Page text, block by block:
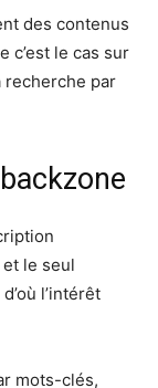
des contenus
c’est le cas sur
recherche par
le seul
l’intérêt
mots-clés,